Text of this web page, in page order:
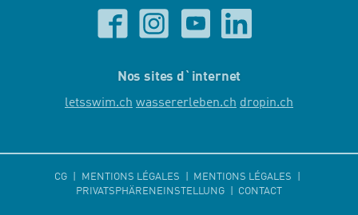
Nos sites d`internet
letsswim.ch wassererleben.ch dropin.ch
CG MENTIONS LÉGALES
MENTIONS LÉGALES
PRIVATSPHÄRENEINSTELLUNG
CONTACT